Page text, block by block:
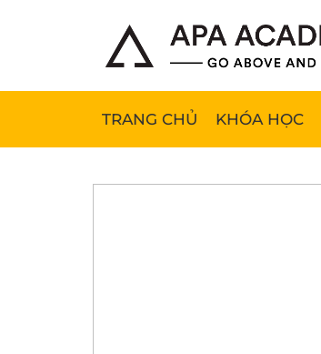
TRANG CHỦ KHÓA HỌC